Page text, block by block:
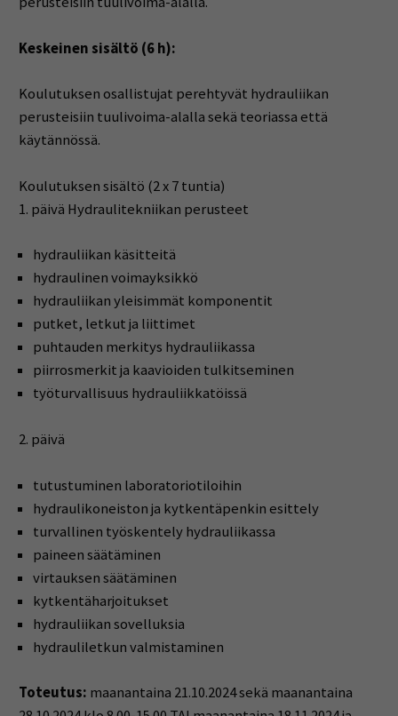
Keskeinen sisältö (6 h):
Koulutuksen osallistujat perehtyvät hydrauliikan
perusteisiin tuulivoima-alalla sekä teoriassa että
käytännössä.
Koulutuksen sisältö (2 x 7 tuntia)
1. päivä Hydraulitekniikan perusteet
hydrauliikan käsitteitä
hydraulinen voimayksikkö
hydrauliikan yleisimmät komponentit
putket, letkut ja liittimet
puhtauden merkitys hydrauliikassa
piirrosmerkit ja kaavioiden tulkitseminen
työturvallisuus hydrauliikkatöissä
2. päivä
tutustuminen laboratoriotiloihin
hydraulikoneiston ja kytkentäpenkin esittely
turvallinen työskentely hydrauliikassa
paineen säätäminen
virtauksen säätäminen
kytkentäharjoitukset
hydrauliikan sovelluksia
hydrauliletkun valmistaminen
Toteutus: maanantaina 21.10.2024 sekä maanantaina